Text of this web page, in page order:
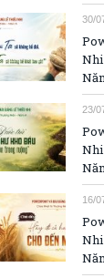
30/
Nhi
23/
Nhi
16/
Nhi